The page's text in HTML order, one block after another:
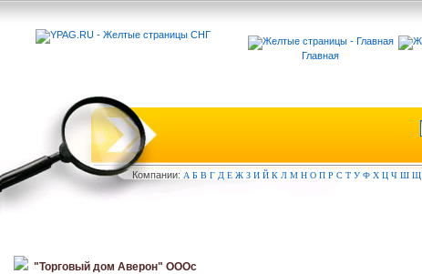
Главная
Компании: А Б В Г Д Е Ж З И Й К Л М Н О П Р С Т У Ф Х Ц Ч Ш Щ
"Торговый дом Аверон" ОООc